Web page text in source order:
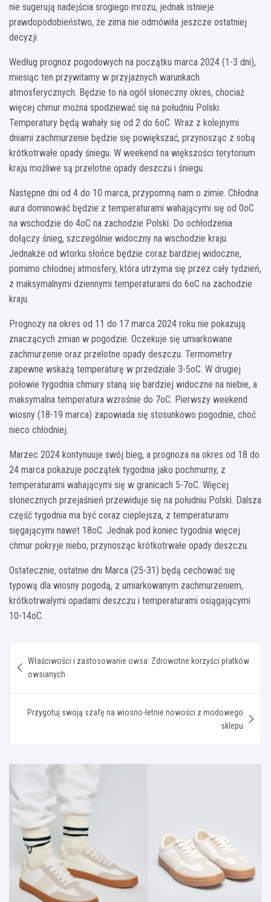
nie sugerują nadejścia srogiego mrozu, jednak istnieje
prawdopodobieństwo, że zima nie odmówiła jeszcze ostatniej
decyzji.
Według prognoz pogodowych na początku marca 2024 (1-3 dni),
miesiąc ten przywitamy w przyjaznych warunkach
atmosferycznych. Będzie to na ogół słoneczny okres, chociaż
więcej chmur można spodziewać się na południu Polski.
Temperatury będą wahały się od 2 do 6oC. Wraz z kolejnymi
dniami zachmurzenie będzie się powiększać, przynosząc z sobą
krótkotrwałe opady śniegu. W weekend na większości terytorium
kraju możliwe są przelotne opady deszczu i śniegu.
Następne dni od 4 do 10 marca, przypomną nam o zimie. Chłodna
aura dominować będzie z temperaturami wahającymi się od 0oC
na wschodzie do 4oC na zachodzie Polski. Do ochłodzenia
dołączy śnieg, szczególnie widoczny na wschodzie kraju.
Jednakże od wtorku słońce będzie coraz bardziej widoczne,
pomimo chłodnej atmosfery, która utrzyma się przez cały tydzień,
z maksymalnymi dziennymi temperaturami do 6oC na zachodzie
kraju.
Prognozy na okres od 11 do 17 marca 2024 roku nie pokazują
znaczących zmian w pogodzie. Oczekuje się umiarkowane
zachmurzenie oraz przelotne opady deszczu. Termometry
zapewne wskażą temperaturę w przedziale 3-5oC. W drugiej
połowie tygodnia chmury staną się bardziej widoczne na niebie, a
maksymalna temperatura wzrośnie do 7oC. Pierwszy weekend
wiosny (18-19 marca) zapowiada się stosunkowo pogodnie, choć
nieco chłodniej.
Marzec 2024 kontynuuje swój bieg, a prognoza na okres od 18 do
24 marca pokazuje początek tygodnia jako pochmurny, z
temperaturami wahającymi się w granicach 5-7oC. Więcej
słonecznych przejaśnień przewiduje się na południu Polski. Dalsza
część tygodnia ma być coraz cieplejsza, z temperaturami
sięgającymi nawet 18oC. Jednak pod koniec tygodnia więcej
chmur pokryje niebo, przynosząc krótkotrwałe opady deszczu.
Ostatecznie, ostatnie dni Marca (25-31) będą cechować się
typową dla wiosny pogodą, z umiarkowanym zachmurzeniem,
krótkotrwałymi opadami deszczu i temperaturami osiągającymi
10-14oC.
wpisu
Właściwości i zastosowanie owsa: Zdrowotne korzyści płatków
owsianych
Przygotuj swoją szafę na wiosno-letnie nowości z modowego
sklepu